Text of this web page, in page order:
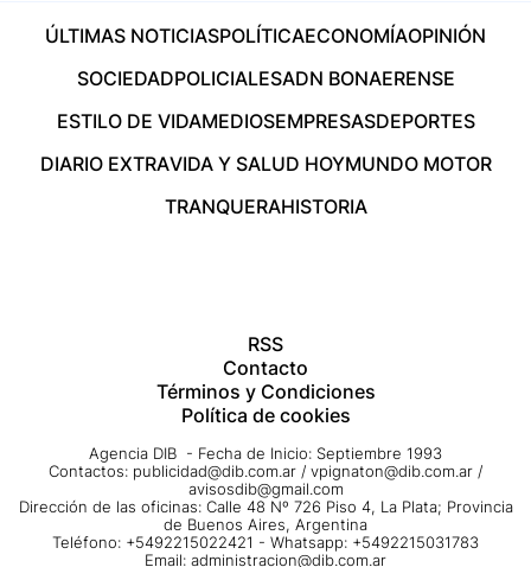
ÚLTIMAS NOTICIASPOLÍTICAECONOMÍAOPINIÓN
SOCIEDADPOLICIALESADN BONAERENSE
ESTILO DE VIDAMEDIOSEMPRESASDEPORTES
DIARIO EXTRAVIDA Y SALUD HOYMUNDO MOTOR
TRANQUERAHISTORIA
RSS
Contacto
Términos y Condiciones
Política de cookies
Agencia DIB - Fecha de Inicio: Septiembre 1993
Contactos: publicidad@dib.com.ar / vpignaton@dib.com.ar /
avisosdib@gmail.com
Dirección de las oficinas: Calle 48 Nº 726 Piso 4, La Plata; Provincia
de Buenos Aires, Argentina
Teléfono: +5492215022421 - Whatsapp: +5492215031783
Email: administracion@dib.com.ar